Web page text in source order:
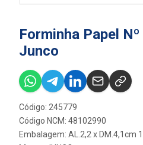
Forminha Papel
Junco
Código: 245779
Código NCM: 48102990
Embalagem: AL.2,2 x DM.4,1cm